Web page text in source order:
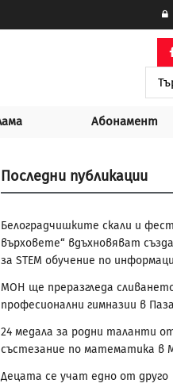
Абонамент
Последни публикации
Белоградчишките скали и
върховете“ вдъхновяват
за STEM обучение по
МОН ще преразгледа
професионални гимназии в
24 медала за родни таланти
състезание по математика в
Децата се учат едно от друго